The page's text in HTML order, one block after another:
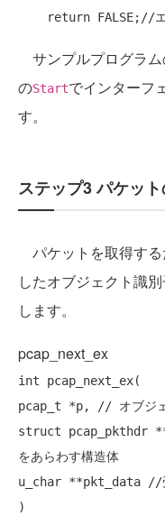
return FALSE; //
サンプルプログラム
のStartでインターフ
す。
ステップ3 パケッ
パケットを取得す
したオブジェクト識
します。
pcap_next_ex
int pcap_next_ex(
pcap_t *p,
// オブジ
struct pcap_pkthdr
をあらわす構造体
u_char **pkt_data
//